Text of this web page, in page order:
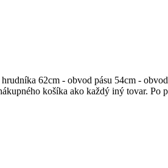
62cm - obvod pásu 54cm -
košíka ako každý iný tovar.